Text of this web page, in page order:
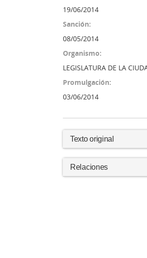
19/06/2014
Sanción:
08/05/2014
Organismo:
LEGISLATURA DE LA
Promulgación:
03/06/2014
Texto original
Relaciones